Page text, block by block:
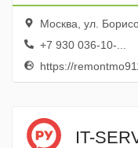
Москва, ул.
+7 930 036-10-...
https://
IT-